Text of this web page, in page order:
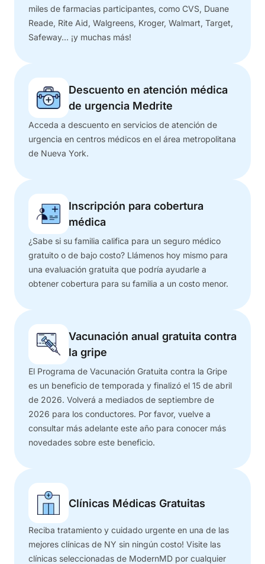
miles de farmacias participantes, como CVS, Duane
Reade, Rite Aid, Walgreens, Kroger, Walmart, Target,
Safeway… ¡y muchas más!
Descuento en atención médica
de urgencia Medrite
Acceda a descuento en servicios de atención de
urgencia en centros médicos en el área metropolitana
de Nueva York.
Inscripción para cobertura
médica
¿Sabe si su familia califica para un seguro médico
gratuito o de bajo costo? Llámenos hoy mismo para
una evaluación gratuita que podría ayudarle a
obtener cobertura para su familia a un costo menor.
Vacunación anual gratuita contra
la gripe
El Programa de Vacunación Gratuita contra la Gripe
es un beneficio de temporada y finalizó el 15 de abril
de 2026. Volverá a mediados de septiembre de
2026 para los conductores. Por favor, vuelve a
consultar más adelante este año para conocer más
novedades sobre este beneficio.
Clínicas Médicas Gratuitas
Reciba tratamiento y cuidado urgente en una de las
mejores clínicas de NY sin ningún costo! Visite las
clínicas seleccionadas de ModernMD por cualquier